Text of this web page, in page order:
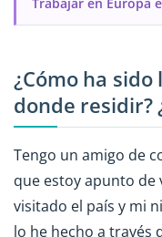
¿Cómo ha
donde residir?
Tengo un amigo de
que estoy apunto de
visitado el país y mi
lo he hecho a través